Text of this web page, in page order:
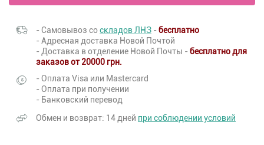
- Самовывоз соскладов ЛНЗ - бесплатно
- Адресная доставка Новой Почтой
- Доставка в отделение Новой Почты - бесплатно для
заказов от 20000 грн.
- Оплата Visa или Mastercard
- Оплата при получении
- Банковский перевод
Обмен и возврат: 14 дней при соблюдении условий